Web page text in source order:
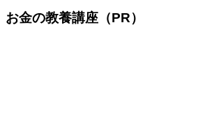
お金の教養講座（PR）